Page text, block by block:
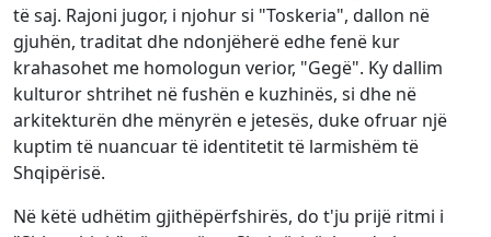
të saj. Rajoni jugor, i njohur si "Toskeria", dallon në
gjuhën, traditat dhe ndonjëherë edhe fenë kur
krahasohet me homologun verior, "Gegë". Ky dallim
kulturor shtrihet në fushën e kuzhinës, si dhe në
arkitekturën dhe mënyrën e jetesës, duke ofruar një
kuptim të nuancuar të identitetit të larmishëm të
Shqipërisë.
Në këtë udhëtim gjithëpërfshirës, do t'ju prijë ritmi i